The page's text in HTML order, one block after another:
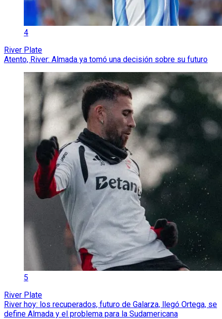
4
River Plate
Atento, River: Almada ya tomó una decisión sobre su futuro
5
River Plate
River hoy: los recuperados, futuro de Galarza, llegó Ortega, se
define Almada y el problema para la Sudamericana